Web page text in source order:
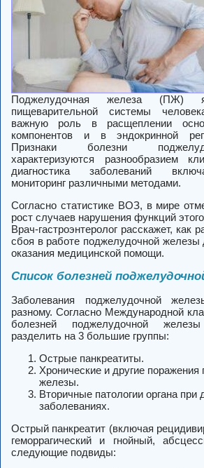
Поджелудочная железа (ПЖ)
пищеварительной системы
важную роль в расщеплении
компонентов и в эндокринной
Признаки болезни
характеризуются разнообразием
диагностика заболеваний
мониторинг различными методами.
Согласно статистике ВОЗ, в мире
рост случаев нарушения функций
Врач-гастроэнтеролог расскажет, как
сбоя в работе поджелудочной железы
оказания медицинской помощи.
Список болезней
Заболевания поджелудочной
разному. Согласно Международной
болезней поджелудочной
разделить на 3 большие группы:
Острые панкреатиты.
Хронические и другие
железы.
Вторичные патологии органа при
заболеваниях.
Острый панкреатит (включая
геморрагический и гнойный,
следующие подвиды: